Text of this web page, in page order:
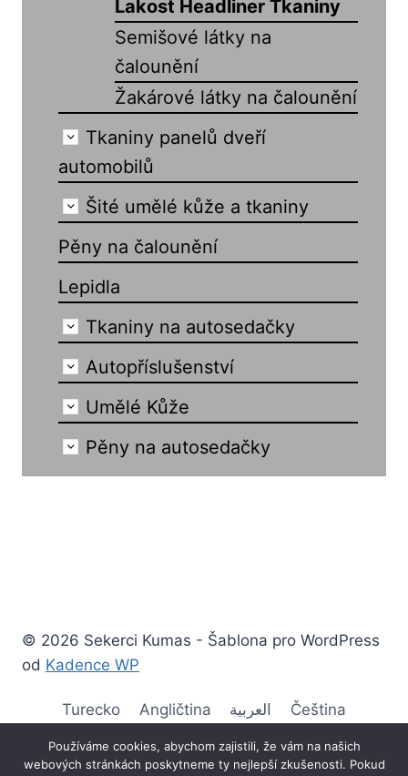
Lakost Headliner Tkaniny
Semišové látky na
čalounění
Žakárové látky na čalounění
Tkaniny panelů dveří
automobilů
Šité umělé kůže a tkaniny
Pěny na čalounění
Lepidla
Tkaniny na autosedačky
Autopříslušenství
Umělé Kůže
Pěny na autosedačky
© 2026 Sekerci Kumas - Šablona pro WordPress
od Kadence WP
Turecko Angličtina العربية
Čeština
německy
Ελληνικά španělsky
Français
Používáme cookies, abychom zajistili, že vám na našich
webových stránkách poskytneme ty nejlepší zkušenosti. Pokud